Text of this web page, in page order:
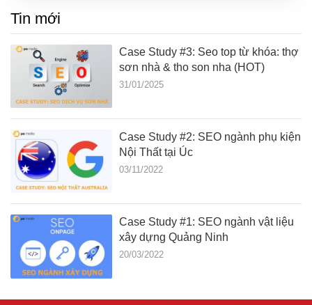
Tin mới
Case Study #3: Seo top từ khóa: thợ
sơn nhà & tho son nha (HOT)
31/01/2025
Case Study #2: SEO ngành phụ kiện
Nội Thất tại Úc
03/11/2022
Case Study #1: SEO ngành vật liệu
xây dựng Quảng Ninh
20/03/2022